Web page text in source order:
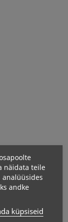
näidata teile
analüüsides
andke
küpsiseid